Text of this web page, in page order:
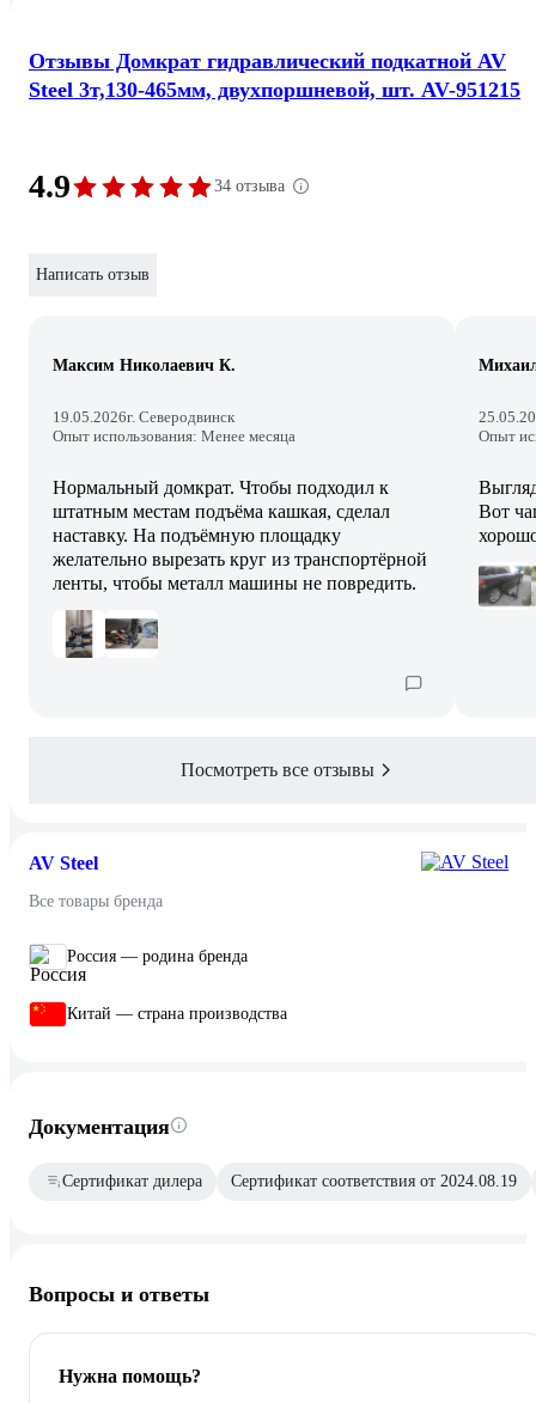
Отзывы Домкрат гидравлический подкатной AV
Steel 3т,130-465мм, двухпоршневой, шт. AV-951215
4.9 34 отзыва
Написать отзыв
Максим Николаевич К.
19.05.2026г. Северодвинск
Опыт использования: Менее месяца
Нормальный домкрат. Чтобы подходил к
штатным местам подъёма кашкая, сделал
наставку. На подъёмную площадку
желательно вырезать круг из транспортёрной
ленты, чтобы металл машины не повредить.
Опыт
Вот
Посмотреть все отзывы
AV Steel
Все товары бренда
Россия — родина бренда
Китай — страна производства
Документация
Сертификат дилера Сертификат соответствия от 2024.08.19
Вопросы и ответы
Нужна помощь?